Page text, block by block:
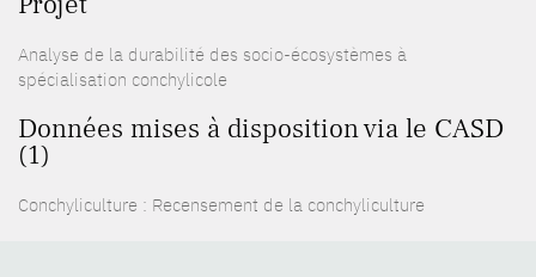
Analyse de la durabilité des socio-écosystèmes à
spécialisation conchylicole
Données mises à disposition via le CASD
(1)
Conchyliculture : Recensement de la conchyliculture